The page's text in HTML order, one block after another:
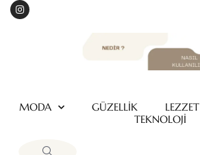
MODA GÜZELLİK LEZZET
TEKNOLOJİ